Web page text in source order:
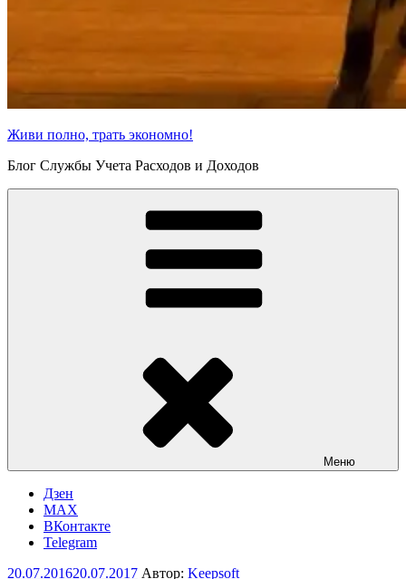
Живи полно, трать экономно!
Блог Службы Учета Расходов и Доходов
Меню
Дзен
MAX
ВКонтакте
Telegram
Опубликовано
20.07.201620.07.2017 Автор: Keepsoft